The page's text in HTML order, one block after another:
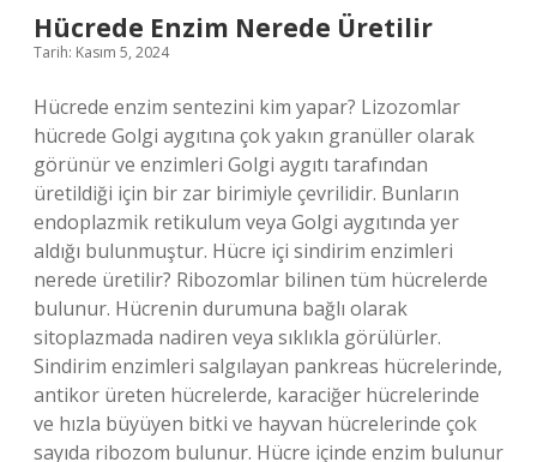
Hücrede Enzim Nerede Üretilir
Tarih: Kasım 5, 2024
Hücrede enzim sentezini kim yapar? Lizozomlar
hücrede Golgi aygıtına çok yakın granüller olarak
görünür ve enzimleri Golgi aygıtı tarafından
üretildiği için bir zar birimiyle çevrilidir. Bunların
endoplazmik retikulum veya Golgi aygıtında yer
aldığı bulunmuştur. Hücre içi sindirim enzimleri
nerede üretilir? Ribozomlar bilinen tüm hücrelerde
bulunur. Hücrenin durumuna bağlı olarak
sitoplazmada nadiren veya sıklıkla görülürler.
Sindirim enzimleri salgılayan pankreas hücrelerinde,
antikor üreten hücrelerde, karaciğer hücrelerinde
ve hızla büyüyen bitki ve hayvan hücrelerinde çok
sayıda ribozom bulunur. Hücre içinde enzim bulunur